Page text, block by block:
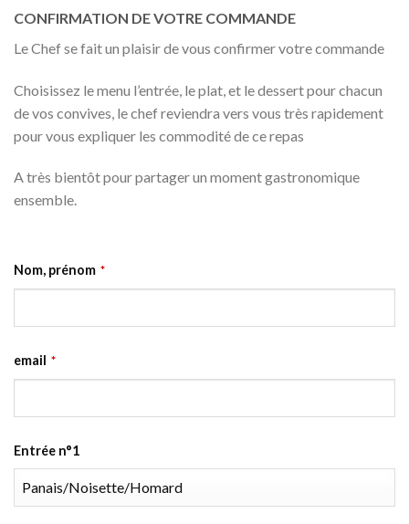
CONFIRMATION DE VOTRE COMMANDE
Le Chef se fait un plaisir de vous confirmer votre commande
Choisissez le menu l’entrée, le plat, et le dessert pour chacun
de vos convives, le chef reviendra vers vous très rapidement
pour vous expliquer les commodité de ce repas
A très bientôt pour partager un moment gastronomique
ensemble.
Nom, prénom *
email *
Entrée n°1